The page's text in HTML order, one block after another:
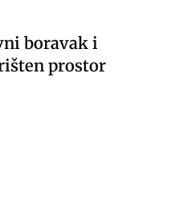
boravak i
prostor